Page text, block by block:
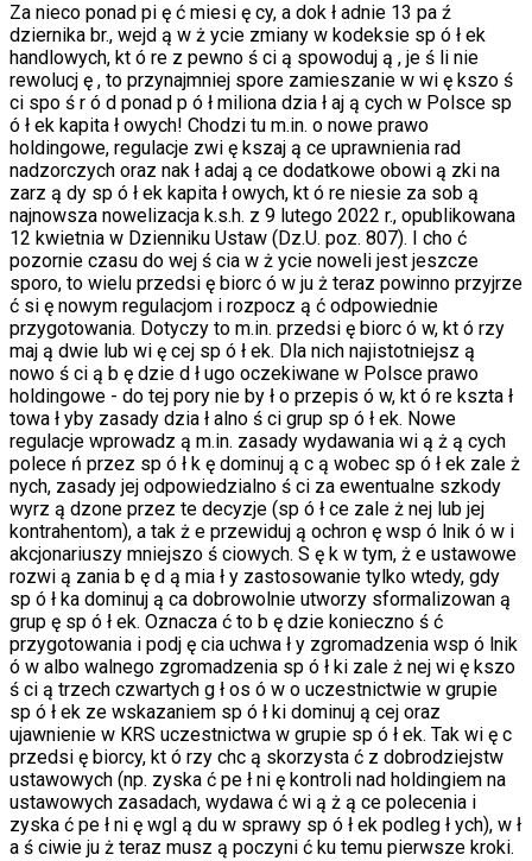
Za nieco ponad pi ę ć miesi ę cy, a dok ł adnie 13 pa ź
dziernika br., wejd ą w ż ycie zmiany w kodeksie sp ó ł ek
handlowych, kt ó re z pewno ś ci ą spowoduj ą , je ś li nie
rewolucj ę , to przynajmniej spore zamieszanie w wi ę kszo ś
ci spo ś r ó d ponad p ó ł miliona dzia ł aj ą cych w Polsce sp
ó ł ek kapita ł owych! Chodzi tu m.in. o nowe prawo
holdingowe, regulacje zwi ę kszaj ą ce uprawnienia rad
nadzorczych oraz nak ł adaj ą ce dodatkowe obowi ą zki na
zarz ą dy sp ó ł ek kapita ł owych, kt ó re niesie za sob ą
najnowsza nowelizacja k.s.h. z 9 lutego 2022 r., opublikowana
12 kwietnia w Dzienniku Ustaw (Dz.U. poz. 807). I cho ć
pozornie czasu do wej ś cia w ż ycie noweli jest jeszcze
sporo, to wielu przedsi ę biorc ó w ju ż teraz powinno przyjrze
ć si ę nowym regulacjom i rozpocz ą ć odpowiednie
przygotowania. Dotyczy to m.in. przedsi ę biorc ó w, kt ó rzy
maj ą dwie lub wi ę cej sp ó ł ek. Dla nich najistotniejsz ą
nowo ś ci ą b ę dzie d ł ugo oczekiwane w Polsce prawo
holdingowe - do tej pory nie by ł o przepis ó w, kt ó re kszta ł
towa ł yby zasady dzia ł alno ś ci grup sp ó ł ek. Nowe
regulacje wprowadz ą m.in. zasady wydawania wi ą ż ą cych
polece ń przez sp ó ł k ę dominuj ą c ą wobec sp ó ł ek zale ż
nych, zasady jej odpowiedzialno ś ci za ewentualne szkody
wyrz ą dzone przez te decyzje (sp ó ł ce zale ż nej lub jej
kontrahentom), a tak ż e przewiduj ą ochron ę wsp ó lnik ó w i
akcjonariuszy mniejszo ś ciowych. S ę k w tym, ż e ustawowe
rozwi ą zania b ę d ą mia ł y zastosowanie tylko wtedy, gdy
sp ó ł ka dominuj ą ca dobrowolnie utworzy sformalizowan ą
grup ę sp ó ł ek. Oznacza ć to b ę dzie konieczno ś ć
przygotowania i podj ę cia uchwa ł y zgromadzenia wsp ó lnik
ó w albo walnego zgromadzenia sp ó ł ki zale ż nej wi ę kszo
ś ci ą trzech czwartych g ł os ó w o uczestnictwie w grupie
sp ó ł ek ze wskazaniem sp ó ł ki dominuj ą cej oraz
ujawnienie w KRS uczestnictwa w grupie sp ó ł ek. Tak wi ę c
przedsi ę biorcy, kt ó rzy chc ą skorzysta ć z dobrodziejstw
ustawowych (np. zyska ć pe ł ni ę kontroli nad holdingiem na
ustawowych zasadach, wydawa ć wi ą ż ą ce polecenia i
zyska ć pe ł ni ę wgl ą du w sprawy sp ó ł ek podleg ł ych), w ł
a ś ciwie ju ż teraz musz ą poczyni ć ku temu pierwsze kroki.